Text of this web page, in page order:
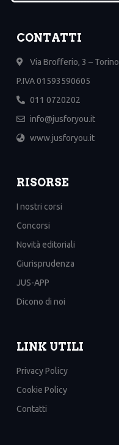
CONTATTI
Via Brofferio, 3 – Torino
P.IVA 01593590605
011 0720202
info@jusforyou.it
www.jusforyou.it
RISORSE
I nostri corsi
Concorsi
Novità editoriali
Giurisprudenza
JUS-APP
Dicono di noi
LINK UTILI
Privacy Policy
Cookie Policy
Contatti